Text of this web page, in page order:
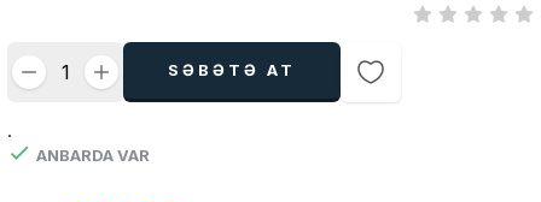
SƏBƏTƏ AT
.
ANBARDA VAR